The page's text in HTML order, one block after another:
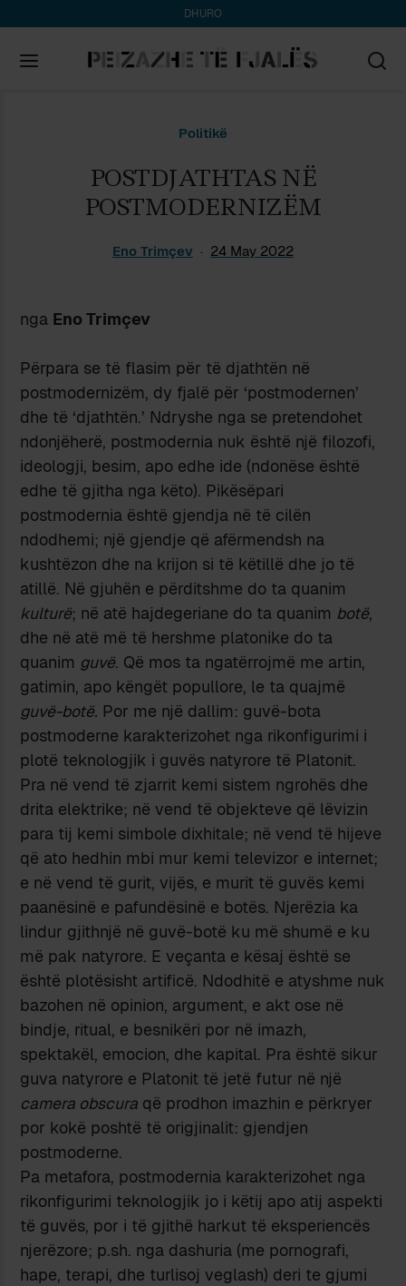
DHURO
Politikë
POSTDJATHTAS NË
POSTMODERNIZËM
Eno Trimçev 24 May 2022
nga Eno Trimçev
Përpara se të flasim për të djathtën në
postmodernizëm, dy fjalë për ‘postmodernen’
dhe të ‘djathtën.’ Ndryshe nga se pretendohet
ndonjëherë, postmodernia nuk është një filozofi,
ideologji, besim, apo edhe ide (ndonëse është
edhe të gjitha nga këto). Pikësëpari
postmodernia është gjendja në të cilën
ndodhemi; një gjendje që afërmendsh na
kushtëzon dhe na krijon si të këtillë dhe jo të
atillë. Në gjuhën e përditshme do ta quanim
kulturë; në atë hajdegeriane do ta quanim botë,
dhe në atë më të hershme platonike do ta
quanim guvë. Që mos ta ngatërrojmë me artin,
gatimin, apo këngët popullore, le ta quajmë
guvë-botë. Por me një dallim: guvë-bota
postmoderne karakterizohet nga rikonfigurimi i
plotë teknologjik i guvës natyrore të Platonit.
Pra në vend të zjarrit kemi sistem ngrohës dhe
drita elektrike; në vend të objekteve që lëvizin
para tij kemi simbole dixhitale; në vend të hijeve
që ato hedhin mbi mur kemi televizor e internet;
e në vend të gurit, vijës, e murit të guvës kemi
paanësinë e pafundësinë e botës. Njerëzia ka
lindur gjithnjë në guvë-botë ku më shumë e ku
më pak natyrore. E veçanta e kësaj është se
është plotësisht artificë. Ndodhitë e atyshme nuk
bazohen në opinion, argument, e akt ose në
bindje, ritual, e besnikëri por në imazh,
spektakël, emocion, dhe kapital. Pra është sikur
guva natyrore e Platonit të jetë futur në një
camera obscura që prodhon imazhin e përkryer
por kokë poshtë të origjinalit: gjendjen
postmoderne.
Pa metafora, postmodernia karakterizohet nga
rikonfigurimi teknologjik jo i këtij apo atij aspekti
të guvës, por i të gjithë harkut të eksperiencës
njerëzore; p.sh. nga dashuria (me pornografi,
hape, terapi, dhe turlisoj veglash) deri te gjumi